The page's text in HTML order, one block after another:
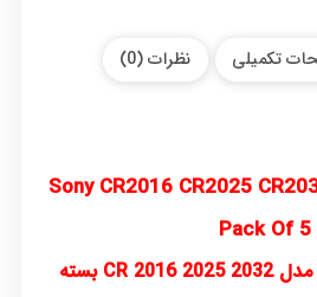
تکمیلی نظرات (0)
Sony CR2016 CR2025
Pack Of 5
باتری سکه ای سونی مدل CR 2016 2025 2032 بسته